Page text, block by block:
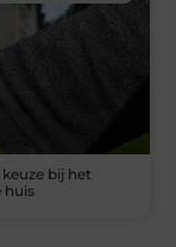
bij het
huis